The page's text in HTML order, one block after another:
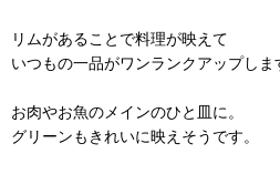
リムがあることで料理が映えて
いつもの一品がワンランクアップしま
お肉やお魚のメインのひと皿に。
グリーンもきれいに映えそうです。